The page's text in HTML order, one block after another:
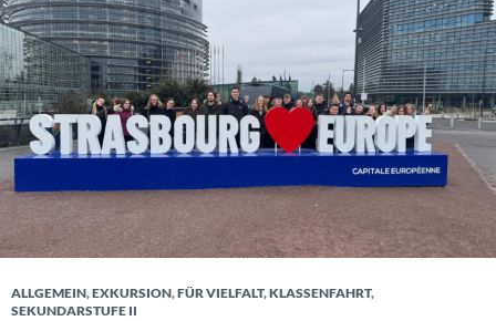
ALLGEMEIN,EXKURSION,FÜR VIELFALT,KLASSENFAHRT,
SEKUNDARSTUFE II